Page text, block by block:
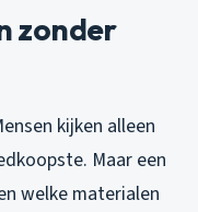
zonder
kijken alleen
Maar een
welke materialen